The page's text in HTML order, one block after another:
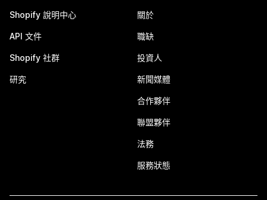
Shopify 說明中心
API 文件
Shopify 社群
研究
關於
職缺
投資人
新聞媒體
合作夥伴
聯盟夥伴
法務
服務狀態